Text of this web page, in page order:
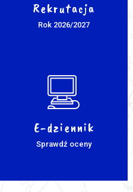
Rekrutacja
Rok 2026/2027
E-dziennik
Sprawdź oceny